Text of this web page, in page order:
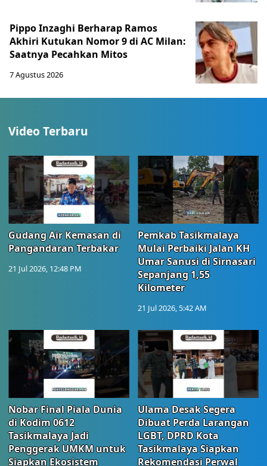
Pippo Inzaghi Berharap Ramos
Akhiri Kutukan Nomor 9 di AC Milan:
Saatnya Pecahkan Mitos
7 Agustus 2026
Video Terbaru
Gudang Air Kemasan di
Pangandaran Terbakar
21 Jul 2026, 12:48 PM
Pemkab Tasikmalaya
Mulai Perbaiki Jalan KH
Umar Sanusi di Sirnasari
Sepanjang 1,55
Kilometer
21 Jul 2026, 5:42 AM
Nobar Final Piala Dunia
di Kodim 0612
Tasikmalaya Jadi
Penggerak UMKM untuk
Siapkan Ekosistem
Ulama Desak Segera
Dibuat Perda Larangan
LGBT, DPRD Kota
Tasikmalaya Siapkan
Rekomendasi Perwal